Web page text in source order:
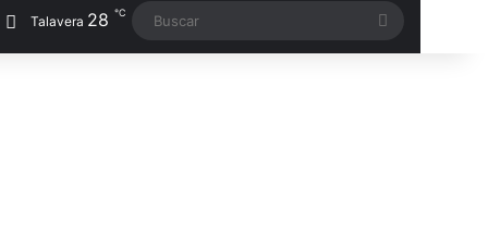
Talavera 28 ℃